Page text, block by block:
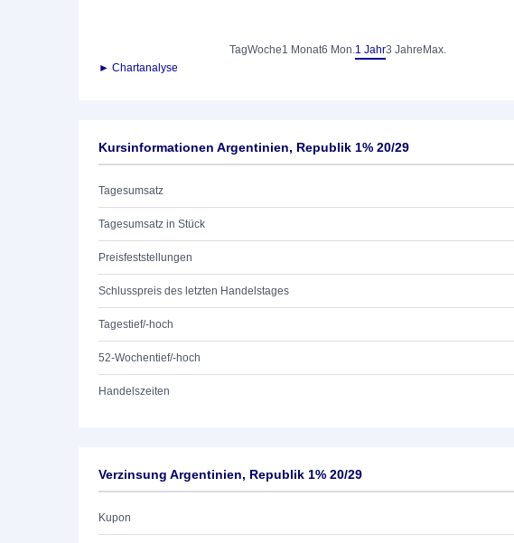
TagWoche1 Monat6 Mon.1 Jahr3 Jahre Max.
► Chartanalyse
Kursinformationen Argentinien, Republik 1% 20/29
Tagesumsatz
Tagesumsatz in Stück
Preisfeststellungen
Schlusspreis des letzten Handelstages
Tagestief/-hoch
52-Wochentief/-hoch
Handelszeiten
Verzinsung Argentinien, Republik 1% 20/29
Kupon